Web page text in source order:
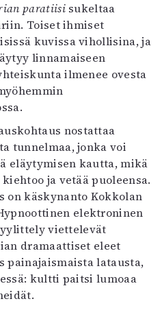
paratiisisukeltaa
Toiset ihmiset
kuvissa vihollisina, ja
linnamaiseen
ilmenee ovesta
nostattaa
tunnelmaa, jonka voi
eläytymisen kautta, mikä
ja vetää puoleensa.
on käskynanto Kokkolan
elektroninen
viettelevät
dramaattiset eleet
painajaismaista latausta,
kultti paitsi lumoaa